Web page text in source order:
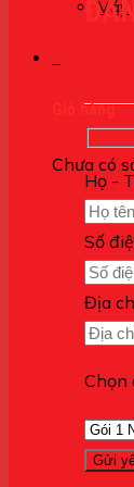
Máy
Giỏ hàng
Chưa có
Họ -
Số
Địa
Chọn